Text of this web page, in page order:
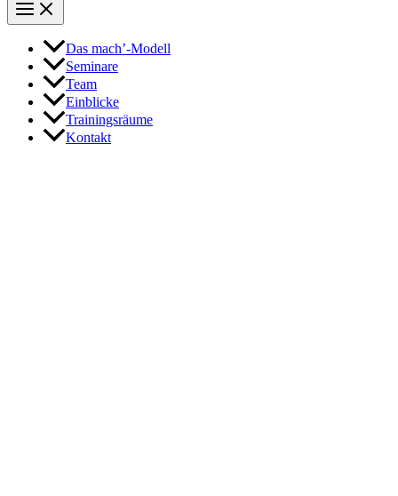
Das mach’-Modell
Seminare
Team
Einblicke
Trainingsräume
Kontakt